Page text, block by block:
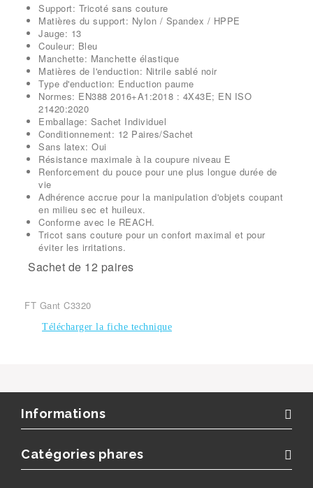
Support: Tricoté sans couture
Matières du support: Nylon / Spandex / HPPE
Jauge: 13
Couleur: Bleu
Manchette: Manchette élastique
Matières de l'enduction: Nitrile sablé noir
Type d'enduction: Enduction paume
Normes: EN388 2016+A1:2018 : 4X43E; EN ISO
21420:2020
Emballage: Sachet Individuel
Conditionnement: 12 Paires/Sachet
Sans latex: Oui
Résistance maximale à la coupure niveau E
Renforcement du pouce pour une plus longue durée de
vie
Adhérence accrue pour la manipulation d'objets coupant
en milieu sec et huileux.
Conforme avec le REACH.
Tricot sans couture pour un confort maximal et pour
éviter les irritations.
Sachet de 12 paires
FT Gant C3320
Télécharger la fiche technique
Informations
Catégories phares